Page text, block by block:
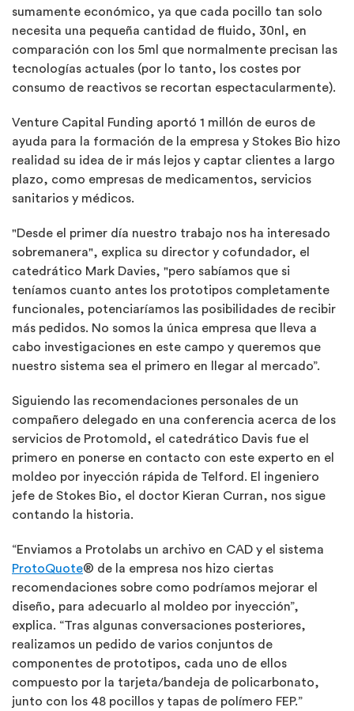
sumamente económico, ya que cada pocillo tan solo
necesita una pequeña cantidad de fluido, 30nl, en
comparación con los 5ml que normalmente precisan las
tecnologías actuales (por lo tanto, los costes por
consumo de reactivos se recortan espectacularmente).
Venture Capital Funding aportó 1 millón de euros de
ayuda para la formación de la empresa y Stokes Bio hizo
realidad su idea de ir más lejos y captar clientes a largo
plazo, como empresas de medicamentos, servicios
sanitarios y médicos.
"Desde el primer día nuestro trabajo nos ha interesado
sobremanera", explica su director y cofundador, el
catedrático Mark Davies, "pero sabíamos que si
teníamos cuanto antes los prototipos completamente
funcionales, potenciaríamos las posibilidades de recibir
más pedidos. No somos la única empresa que lleva a
cabo investigaciones en este campo y queremos que
nuestro sistema sea el primero en llegar al mercado”.
Siguiendo las recomendaciones personales de un
compañero delegado en una conferencia acerca de los
servicios de Protomold, el catedrático Davis fue el
primero en ponerse en contacto con este experto en el
moldeo por inyección rápida de Telford. El ingeniero
jefe de Stokes Bio, el doctor Kieran Curran, nos sigue
contando la historia.
“Enviamos a Protolabs un archivo en CAD y el sistema
ProtoQuote® de la empresa nos hizo ciertas
recomendaciones sobre como podríamos mejorar el
diseño, para adecuarlo al moldeo por inyección”,
explica. “Tras algunas conversaciones posteriores,
realizamos un pedido de varios conjuntos de
componentes de prototipos, cada uno de ellos
compuesto por la tarjeta/bandeja de policarbonato,
junto con los 48 pocillos y tapas de polímero FEP.”